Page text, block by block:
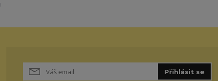
Přihlásit se